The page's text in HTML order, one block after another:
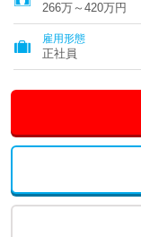
266万～420万円
雇用形態
正社員